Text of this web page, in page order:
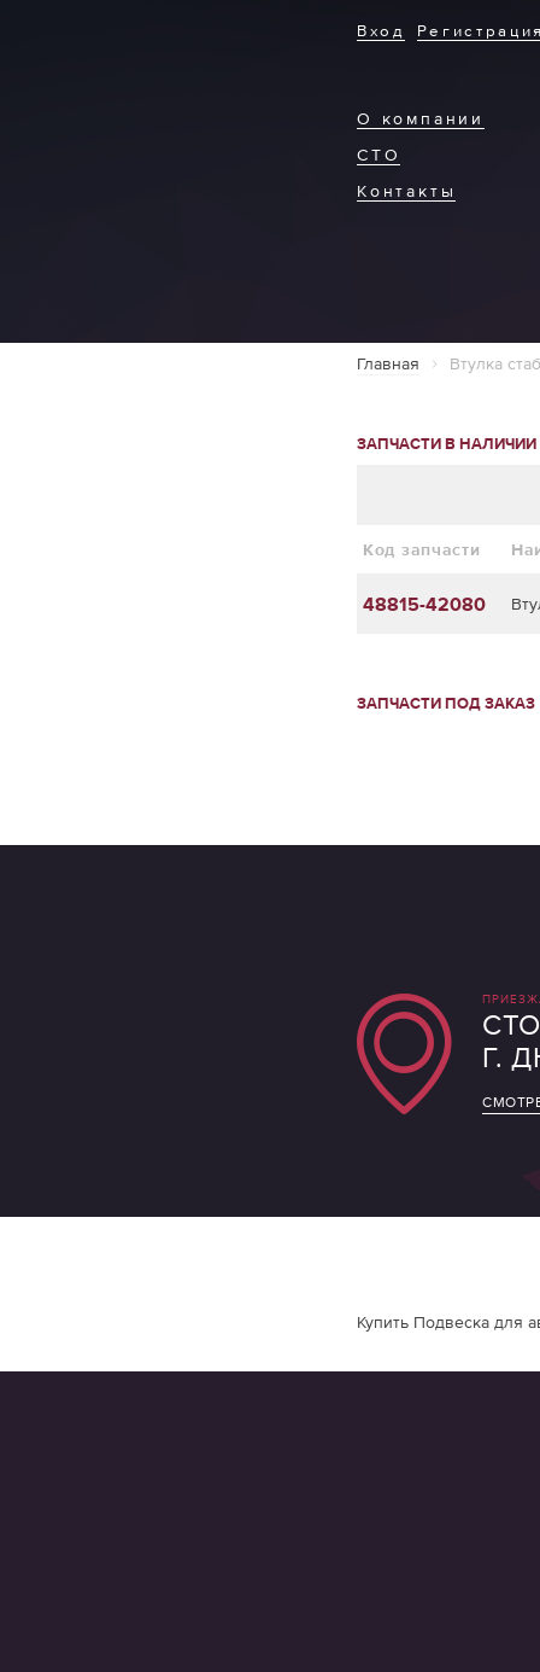
О компании
СТО
Контакты
Вход
Главная Втулка
ЗАПЧАСТИ В НАЛИЧИИ
Код запчасти
48815-42080
ЗАПЧАСТИ ПОД ЗАКАЗ
СТО
Г.
Купить Подвеска для